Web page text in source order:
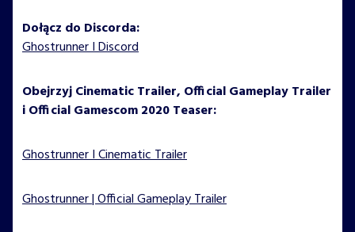
Dołącz do Discorda:
Ghostrunner I Discord
Obejrzyj Cinematic Trailer, Official Gameplay Trailer
i Official Gamescom 2020 Teaser:
Ghostrunner I Cinematic Trailer
Ghostrunner | Official Gameplay Trailer